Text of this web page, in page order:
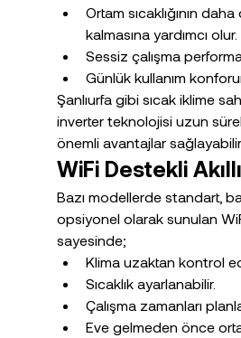
Ortam sıcaklığının
kalmasına yardımcı olur.
Sessiz çalışma
Günlük kullanım
Şanlıurfa gibi sıcak iklime
inverter teknolojisi uzun
önemli avantajlar sağlayabilir.
WiFi Destekli
Bazı modellerde standart,
opsiyonel olarak sunulan
sayesinde;
Klima uzaktan kontrol
Sıcaklık ayarlanabilir.
Çalışma zamanları
Eve gelmeden önce